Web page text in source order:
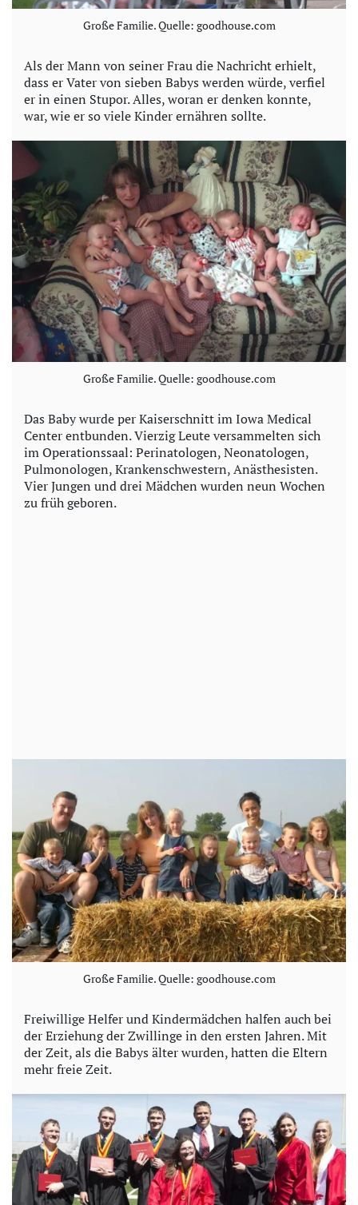
Große Familie. Quelle: goodhouse.com
Als der Mann von seiner Frau die Nachricht erhielt,
dass er Vater von sieben Babys werden würde, verfiel
er in einen Stupor. Alles, woran er denken konnte,
war, wie er so viele Kinder ernähren sollte.
Große Familie. Quelle: goodhouse.com
Das Baby wurde per Kaiserschnitt im Iowa Medical
Center entbunden. Vierzig Leute versammelten sich
im Operationssaal: Perinatologen, Neonatologen,
Pulmonologen, Krankenschwestern, Anästhesisten.
Vier Jungen und drei Mädchen wurden neun Wochen
zu früh geboren.
Große Familie. Quelle: goodhouse.com
Freiwillige Helfer und Kindermädchen halfen auch bei
der Erziehung der Zwillinge in den ersten Jahren. Mit
der Zeit, als die Babys älter wurden, hatten die Eltern
mehr freie Zeit.